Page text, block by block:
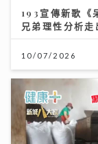
193宣傳新歌《
兄弟理性分析走
10/07/2026